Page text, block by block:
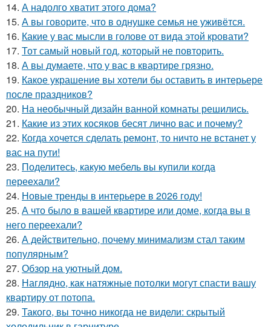
14. А надолго хватит этого дома?
15. А вы говорите, что в однушке семья не уживётся.
16. Какие у вас мысли в голове от вида этой кровати?
17. Тот самый новый год, который не повторить.
18. А вы думаете, что у вас в квартире грязно.
19. Какое украшение вы хотели бы оставить в интерьере
после праздников?
20. На необычный дизайн ванной комнаты решились.
21. Какие из этих косяков бесят лично вас и почему?
22. Когда хочется сделать ремонт, то ничто не встанет у
вас на пути!
23. Поделитесь, какую мебель вы купили когда
переехали?
24. Новые тренды в интерьере в 2026 году!
25. А что было в вашей квартире или доме, когда вы в
него переехали?
26. А действительно, почему минимализм стал таким
популярным?
27. Обзор на уютный дом.
28. Наглядно, как натяжные потолки могут спасти вашу
квартиру от потопа.
29. Такого, вы точно никогда не видели: скрытый